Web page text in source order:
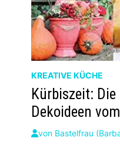
KREATIVE KÜCHE
Kürbiszeit: Die
Dekoideen
von Bastelfrau